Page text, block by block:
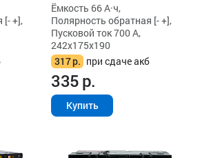
[- +],
Ёмкость 66 А·ч,
Полярность обратная [- +],
Пусковой ток 700 А,
242x175x190
317р. при сдаче акб
335р.
Купить